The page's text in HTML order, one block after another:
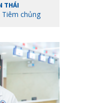
THÁI
chủng